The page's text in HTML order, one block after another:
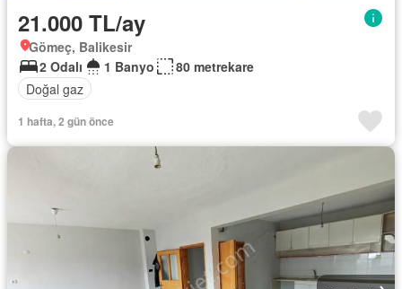
21.000 TL/ay
Gömeç, Balikesir
2 Odalı
1 Banyo
80 metrekare
Doğal gaz
1 hafta, 2 gün önce